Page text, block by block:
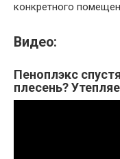
конкретного
Видео:
Пеноплэкс
плесень?